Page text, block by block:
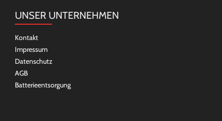
UNSER UNTERNEHMEN
Kontakt
Impressum
Datenschutz
AGB
Batterieentsorgung